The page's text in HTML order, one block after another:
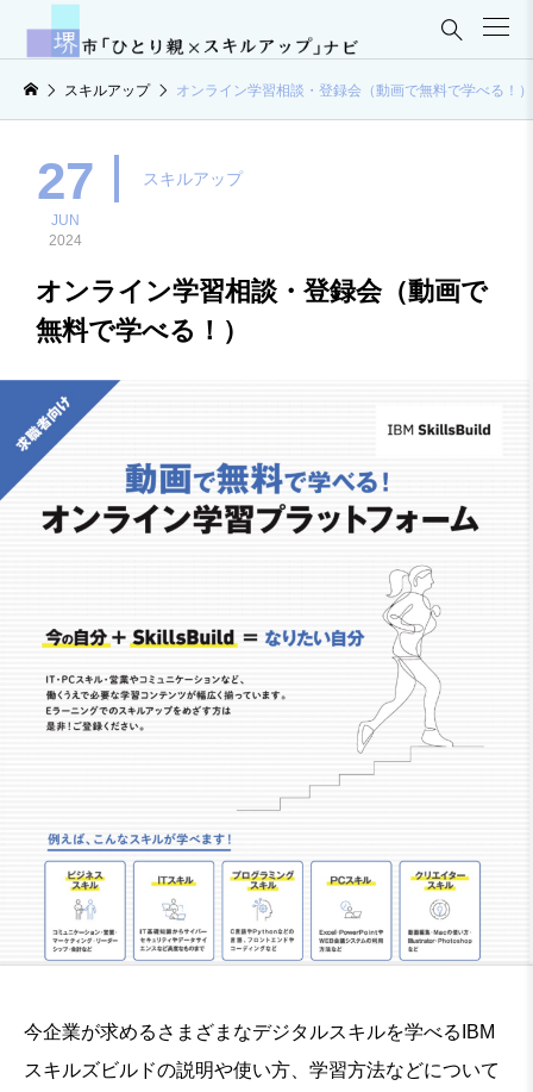

スキルアップ オンライン学習相談・登録会（動画で無料で学べる！）
27
JUN
2024
スキルアップ
オンライン学習相談・登録会（動画で
無料で学べる！）
今企業が求めるさまざまなデジタルスキルを学べるIBM
スキルズビルドの説明や使い方、学習方法などについて